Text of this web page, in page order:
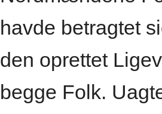
havde betragtet
den oprettet
begge Folk.